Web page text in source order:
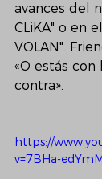
avances del
CLiKA" o en
VOLAN".
«O estás con
contra».
https://
v=7BHa-